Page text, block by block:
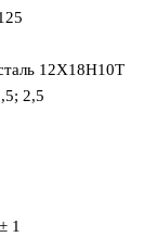
12Х18Н10Т
2,5
± 1